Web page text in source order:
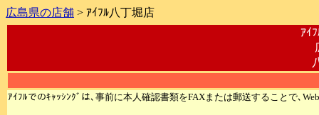
広島県の店舗 > ｱｲﾌﾙ八丁堀店
ｱｲ
ｱｲﾌﾙでのｷｬｯｼﾝｸﾞは､事前に本人確認書類をFAXまたは郵送することで､